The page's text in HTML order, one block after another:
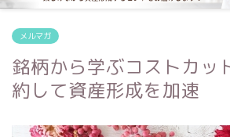
メルマガ
銘柄から学ぶコストカッ
約して資産形成を加速